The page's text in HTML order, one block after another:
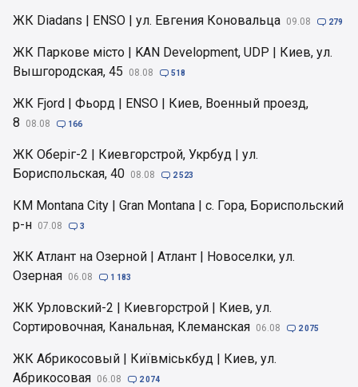
ЖК Diadans | ENSO | ул. Евгения Коновальца 09.08  279
ЖК Паркове місто | KAN Development, UDP | Киев, ул.
Вышгородская, 45
08.08  518
ЖК Fjord | Фьорд | ENSO | Киев, Военный проезд,
8
08.08  166
ЖК Оберіг-2 | Киевгорстрой, Укрбуд | ул.
Бориспольская, 40 08.08  2 523
КМ Montana City | Gran Montana | с. Гора, Бориспольский
р-н 07.08  3
ЖК Атлант на Озерной | Атлант | Новоселки, ул.
Озерная 06.08  1 183
ЖК Урловский-2 | Киевгорстрой | Киев, ул.
Сортировочная, Канальная, Клеманская 06.08  2 075
ЖК Абрикосовый | Київміськбуд | Киев, ул.
Абрикосовая 06.08  2 074